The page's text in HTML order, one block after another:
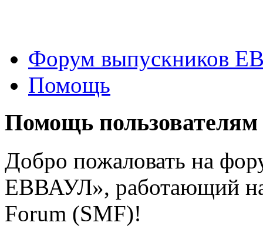
Форум выпускников
Помощь
Помощь
Добро пожаловать на
ЕВВАУЛ», работающий
Forum (SMF)!